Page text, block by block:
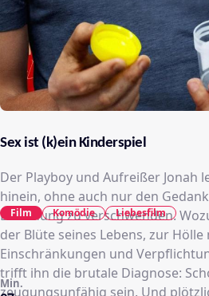
Sex ist (k)ein Kinderspiel
Der Playboy und Aufreißer Jonah
hinein, ohne auch nur den
Beziehung zu verschwenden.
der Blüte seines Lebens, zur Hölle
Einschränkungen und
trifft ihn die brutale Diagnose:
zeugungsunfähig sein. Und
Min.
Film Komödie Liebesfilm